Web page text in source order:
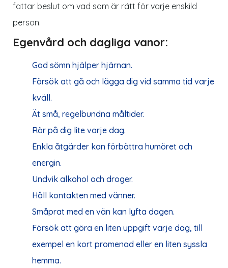
fattar beslut om vad som är rätt för varje enskild
person.
Egenvård och dagliga vanor:
God sömn hjälper hjärnan.
Försök att gå och lägga dig vid samma tid varje
kväll.
Ät små, regelbundna måltider.
Rör på dig lite varje dag.
Enkla åtgärder kan förbättra humöret och
energin.
Undvik alkohol och droger.
Håll kontakten med vänner.
Småprat med en vän kan lyfta dagen.
Försök att göra en liten uppgift varje dag, till
exempel en kort promenad eller en liten syssla
hemma.